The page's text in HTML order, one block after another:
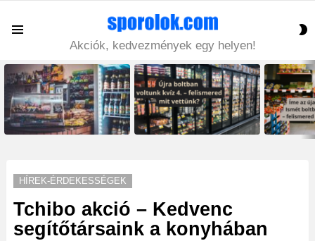
Akciók, kedvezmények egy helyen!
LATEST
STORIES
HÍREK-ÉRDEKESSÉGEK
Tchibo akció – Kedvenc
segítőtársaink a konyhában